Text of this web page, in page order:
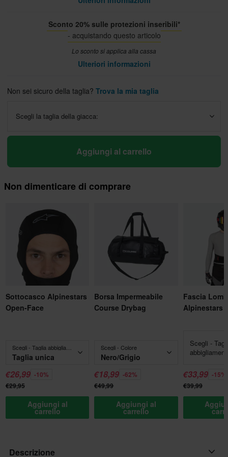
Sconto 20% sulle protezioni inseribili*
- acquistando questo articolo
Lo sconto si applica alla cassa
Ulteriori informazioni
Non sei sicuro della taglia? Trova la mia taglia
Scegli la taglia della giacca:
Aggiungi al carrello
Non dimenticare di comprare
Sottocasco Alpinestars
Open-Face
Taglia unica
€26,99 -10%
€29,95
Aggiungi al
carrello
Borsa Impermeabile
Course Drybag
Scegli - Colore
Nero/Grigio
€18,99 -62%
€49,99
Aggiungi al
carrello
Fascia
Alpinestars
Scegli -
€33,99 -15%
€39,99
Descrizione